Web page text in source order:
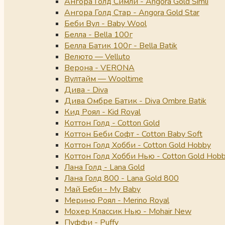
Ангора Голд Стар - Angora Gold Star
Беби Вул - Baby Wool
Белла - Bella 100г
Белла Батик 100г - Bella Batik
Велюто — Velluto
Верона - VERONA
Вултайм — Wooltime
Дива - Diva
Дива Омбре Батик - Diva Ombre Batik
Кид Роял - Kid Royal
Коттон Голд - Cotton Gold
Коттон Беби Софт - Cotton Baby Soft
Коттон Голд Хобби - Cotton Gold Hobby
Коттон Голд Хобби Нью - Cotton Gold
Лана Голд - Lana Gold
Лана Голд 800 - Lana Gold 800
Май Беби - My Baby
Мерино Роял - Merino Royal
Мохер Классик Нью - Mohair New
Пуффи - Puffy